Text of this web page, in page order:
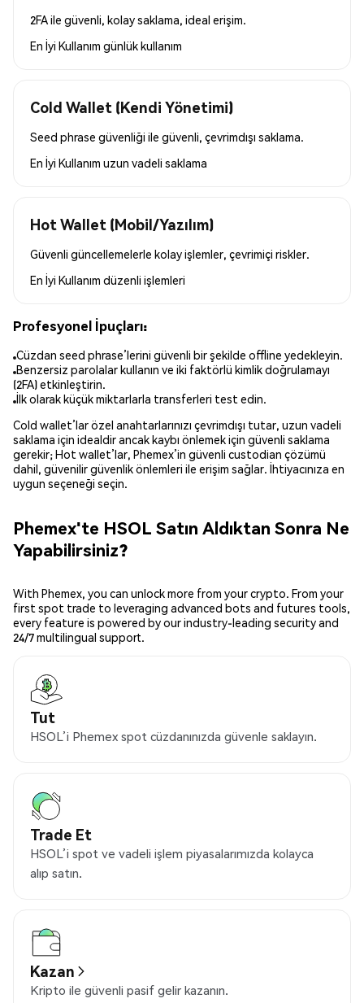
2FA ile güvenli, kolay saklama, ideal erişim.
En İyi Kullanım günlük kullanım
Cold Wallet (Kendi Yönetimi)
Seed phrase güvenliği ile güvenli, çevrimdışı saklama.
En İyi Kullanım uzun vadeli saklama
Hot Wallet (Mobil/Yazılım)
Güvenli güncellemelerle kolay işlemler, çevrimiçi riskler.
En İyi Kullanım düzenli işlemleri
Profesyonel İpuçları:
Cüzdan seed phrase’lerini güvenli bir şekilde offline yedekleyin.
Benzersiz parolalar kullanın ve iki faktörlü kimlik doğrulamayı
(2FA) etkinleştirin.
İlk olarak küçük miktarlarla transferleri test edin.
Cold wallet’lar özel anahtarlarınızı çevrimdışı tutar, uzun vadeli
saklama için idealdir ancak kaybı önlemek için güvenli saklama
gerekir; Hot wallet’lar, Phemex’in güvenli custodian çözümü
dahil, güvenilir güvenlik önlemleri ile erişim sağlar. İhtiyacınıza en
uygun seçeneği seçin.
Phemex'te HSOL Satın Aldıktan Sonra Ne
Yapabilirsiniz?
With Phemex, you can unlock more from your crypto. From your
first spot trade to leveraging advanced bots and futures tools,
every feature is powered by our industry-leading security and
24/7 multilingual support.
Tut
HSOL’i Phemex spot cüzdanınızda güvenle saklayın.
Trade Et
HSOL’i spot ve vadeli işlem piyasalarımızda kolayca
alıp satın.
Kazan
Kripto ile güvenli pasif gelir kazanın.